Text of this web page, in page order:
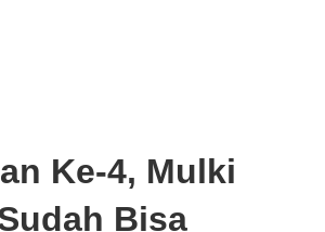
Ke-4, Mulki
Bisa